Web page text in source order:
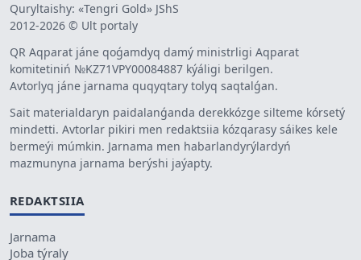
Quryltaishy: «Tengri Gold» JShS
2012-2026 © Ult portaly
QR Aqparat jáne qoǵamdyq damý ministrligi Aqparat
komitetiniń №KZ71VPY00084887 kýáligi berilgen.
Avtorlyq jáne jarnama quqyqtary tolyq saqtalǵan.
Sait materialdaryn paidalanǵanda derekkózge silteme kórsetý
mindetti. Avtorlar pikiri men redaktsiia kózqarasy sáikes kele
bermeýi múmkin. Jarnama men habarlandyrýlardyń
mazmunyna jarnama berýshi jaýapty.
REDAKTSIIA
Jarnama
Joba týraly